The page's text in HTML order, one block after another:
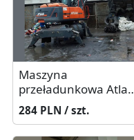
Maszyna
przeładunkowa Atlas
MH 180.
284 PLN / szt.